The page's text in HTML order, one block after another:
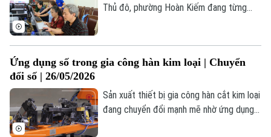
Thủ đô, phường Hoàn Kiếm đang từng
lan tỏa sâu rộng tới từng hộ kinh doanh,
thị hiện đại, minh bạch và phục vụ người
dân ngày càng hiệu quả hơn.
Ứng dụng số trong gia công hàn kim loại | Chuyển
đổi số | 26/05/2026
Sản xuất thiết bị gia công hàn cắt kim loại
đang chuyển đổi mạnh mẽ nhờ ứng dụng